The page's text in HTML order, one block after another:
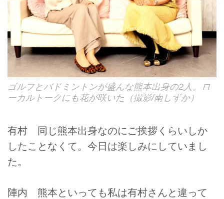
ゴルフとバドミントンが盛んな熊本出身の2人。ロ
ーカルトークにも花が咲いた（撮影/南しずか）
有村 同じ熊本出身なのにご挨拶くらいしか
したことなくて。今日は楽しみにしていまし
た。
陣内 熊本といっても私は有村さんと違って